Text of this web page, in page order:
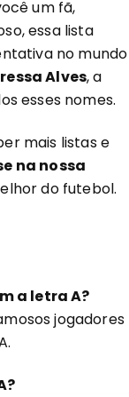
um fã,
essa lista
no mundo
Alves, a
esses nomes.
mais listas e
na nossa
do futebol.
a letra A?
jogadores